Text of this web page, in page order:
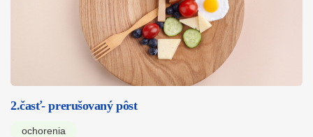
2.časť- prerušovaný pôst
ochorenia